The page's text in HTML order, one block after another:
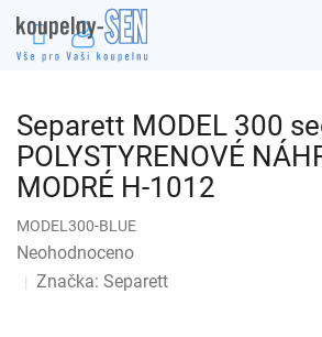
na
obsah
Separett MODEL 300
POLYSTYRENOVÉ
MODRÉ H-1012
MODEL300-BLUE
Průměrné
hodnocení
Neohodnoceno
Značka: Separett